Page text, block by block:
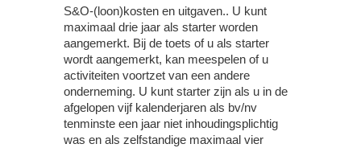
S&O-(loon)kosten en uitgaven.. U kunt
maximaal drie jaar als starter worden
aangemerkt. Bij de toets of u als starter
wordt aangemerkt, kan meespelen of u
activiteiten voortzet van een andere
onderneming. U kunt starter zijn als u in de
afgelopen vijf kalenderjaren als bv/nv
tenminste een jaar niet inhoudingsplichtig
was en als zelfstandige maximaal vier